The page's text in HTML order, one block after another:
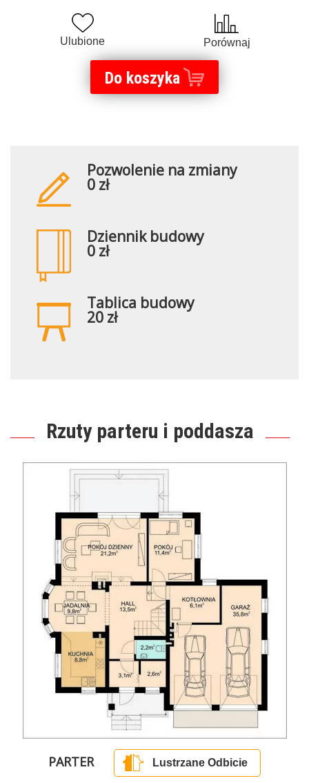
Do koszyka
Ulubione Porównaj
Pozwolenie na zmiany
0 zł
Dziennik budowy
0 zł
Tablica budowy
20 zł
Rzuty parteru i poddasza
PARTER Lustrzane Odbicie